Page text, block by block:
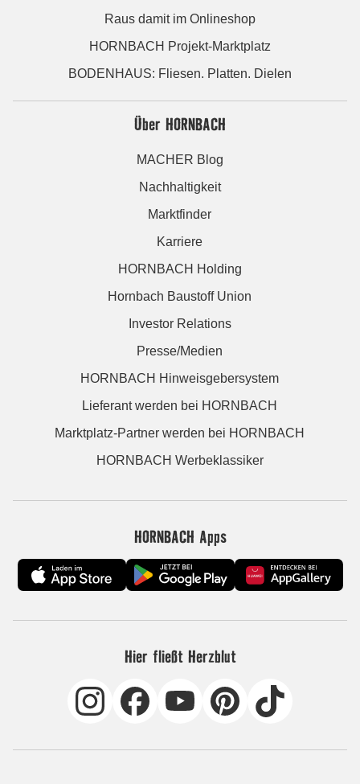
Raus damit im Onlineshop
HORNBACH Projekt-Marktplatz
BODENHAUS: Fliesen. Platten. Dielen
Über HORNBACH
MACHER Blog
Nachhaltigkeit
Marktfinder
Karriere
HORNBACH Holding
Hornbach Baustoff Union
Investor Relations
Presse/Medien
HORNBACH Hinweisgebersystem
Lieferant werden bei HORNBACH
Marktplatz-Partner werden bei HORNBACH
HORNBACH Werbeklassiker
HORNBACH Apps
Hier fließt Herzblut